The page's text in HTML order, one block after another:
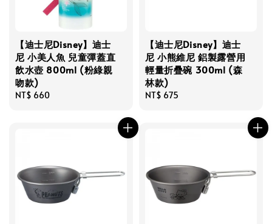
【迪士尼Disney】迪士
尼 小美人魚 兒童彈蓋直
飲水壺 800ml (粉綠親
吻款)
Regular
NT$ 660
【迪士尼Disney】迪士
尼 小熊維尼 鋁製露營用
輕量折疊碗 300ml (森
林款)
Regular
NT$ 675